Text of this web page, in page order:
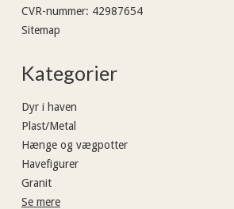
CVR-nummer: 42987654
Sitemap
Kategorier
Dyr i haven
Plast/Metal
Hænge og vægpotter
Havefigurer
Granit
Se mere